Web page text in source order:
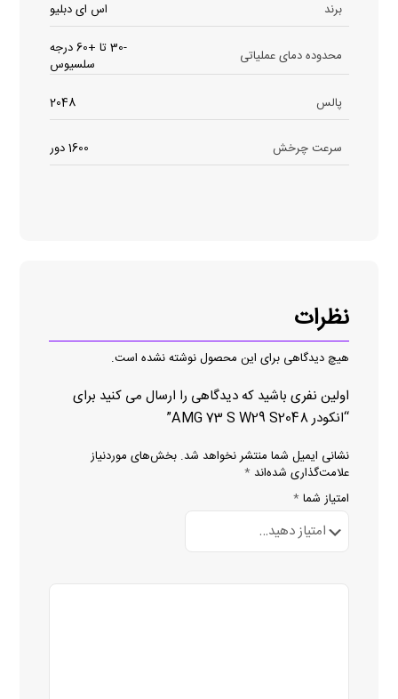
برند اس ای دبلیو
محدوده دمای عملیاتی
-30 تا +60 درجه
سلسیوس
پالس
2048
سرعت چرخش 1600 دور
نظرات
هیچ دیدگاهی برای این محصول نوشته نشده است.
اولین نفری باشید که دیدگاهی را ارسال می کنید برای
“انکودر AMG 73 S W29 S2048”
نشانی ایمیل شما منتشر نخواهد شد. بخش‌های موردنیاز
علامت‌گذاری شده‌اند *
امتیاز شما *